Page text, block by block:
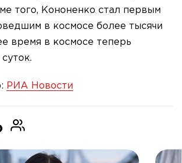
того, Кононенко стал первым
в космосе более тысячи
время в космосе теперь
суток.
РИА Новости